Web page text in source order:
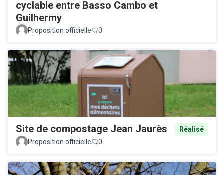
cyclable entre Basso Cambo et
Guilhermy
Proposition officielle 0
Site de compostage Jean Jaurès
Réalisé
Proposition officielle
0